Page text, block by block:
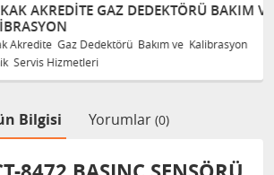
AKREDITE GAZ DEDEKTÖRÜ BAKIM VE
Gaz Dedektörü Bakım ve Kalibrasyon
Hizmetleri
Bilgisi Yorumlar (0)